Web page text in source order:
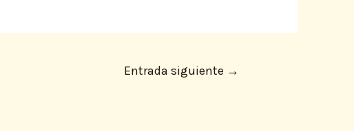
Entrada siguiente →